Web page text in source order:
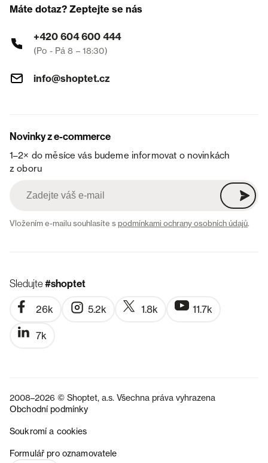
Máte dotaz? Zeptejte se nás
+420 604 600 444
(Po - Pá 8 – 18:30)
info@shoptet.cz
Novinky z e-commerce
1–2× do měsíce vás budeme informovat o novinkách
z oboru
Vložením e-mailu souhlasíte spodmínkami ochrany osobních údajů.
Sledujte#shoptet
26k 5.2k 1.8k 11.7k
7k
2008–2026 © Shoptet, a.s. Všechna práva vyhrazena
Obchodní podmínky
Soukromí a cookies
Formulář pro oznamovatele